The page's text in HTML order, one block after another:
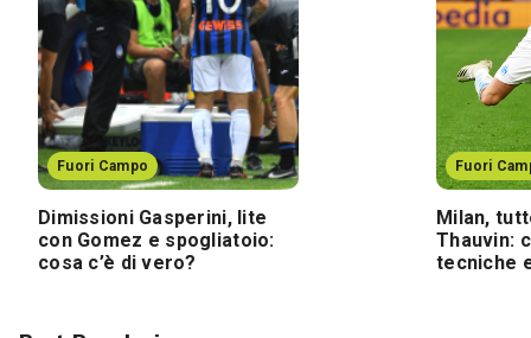
Fuori Campo
Dimissioni Gasperini, lite
con Gomez e spogliatoio:
cosa c’è di vero?
Fuori
Milan,
Thauvin:
tecniche